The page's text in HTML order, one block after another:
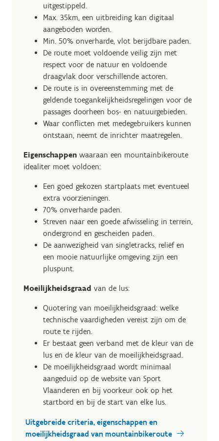
uitgestippeld.
Max. 35km, een uitbreiding kan digitaal
aangeboden worden.
Min. 50% onverharde, vlot berijdbare paden.
De route moet voldoende veilig zijn met
respect voor de natuur en voldoende
draagvlak door verschillende actoren.
De route is in overeenstemming met de
geldende toegankelijkheidsregelingen voor de
passages doorheen bos- en natuurgebieden.
Waar conflicten met medegebruikers kunnen
ontstaan, neemt de inrichter maatregelen.
Eigenschappen waaraan een mountainbikeroute
idealiter moet voldoen:
Een goed gekozen startplaats met eventueel
extra voorzieningen.
70% onverharde paden.
Streven naar een goede afwisseling in terrein,
ondergrond en gescheiden paden.
De aanwezigheid van singletracks, reliëf en
een mooie natuurlijke omgeving zijn een
pluspunt.
Moeilijkheidsgraad van de lus:
Quotering van moeilijkheidsgraad: welke
technische vaardigheden vereist zijn om de
route te rijden.
Er bestaat geen verband met de kleur van de
lus en de kleur van de moeilijkheidsgraad.
De moeilijkheidsgraad wordt minimaal
aangeduid op de website van Sport
Vlaanderen en bij voorkeur ook op het
startbord en bij de start van elke lus.
Uitgebreide criteria, eigenschappen en
moeilijkheidsgraad van mountainbikeroute